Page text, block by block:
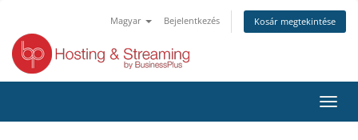
Magyar Bejelentkezés Kosár megtekintése
a